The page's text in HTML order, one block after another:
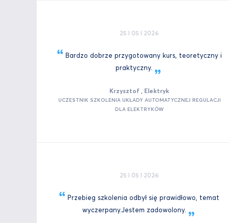
25 I 05 I 2026
Bardzo dobrze przygotowany kurs, teoretyczny i
praktyczny.
Krzysztof , Elektryk
UCZESTNIK SZKOLENIA UKŁADY AUTOMATYCZNEJ REGULACJI
DLA ELEKTRYKÓW
25 I 05 I 2026
Przebieg szkolenia odbył się prawidłowo, temat
wyczerpany.Jestem zadowolony.